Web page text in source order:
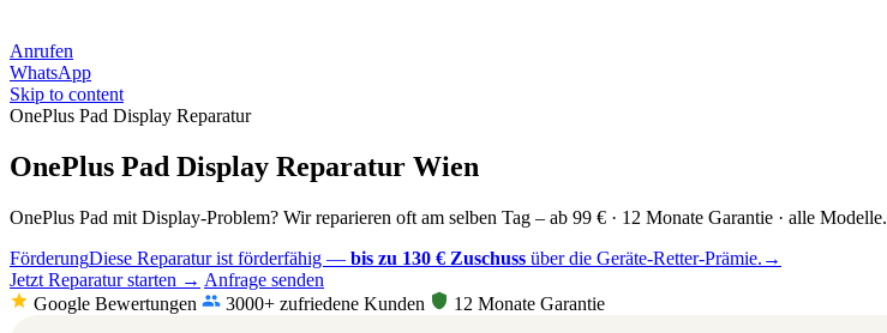
Anrufen
WhatsApp
Skip to content
OnePlus Pad Display Reparatur
OnePlus Pad Display Reparatur Wien
OnePlus Pad mit Display-Problem? Wir reparieren oft am selben Tag – ab 99 € · 12 Monate Garantie · alle Modelle.
FörderungDiese Reparatur ist förderfähig — bis zu 130 € Zuschuss über die Geräte-Retter-Prämie. →
Jetzt Reparatur starten → Anfrage senden
Google Bewertungen
3000+ zufriedene Kunden 12 Monate Garantie